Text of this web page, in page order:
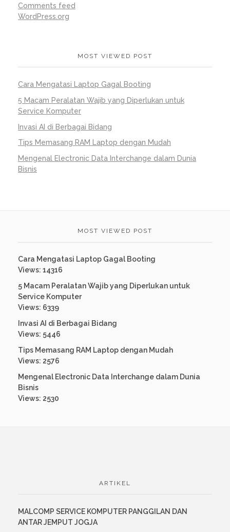
Comments feed
WordPress.org
MOST VIEWED POST
Cara Mengatasi Laptop Gagal Booting
5 Macam Peralatan Wajib yang Diperlukan untuk
Service Komputer
Invasi AI di Berbagai Bidang
Tips Memasang RAM Laptop dengan Mudah
Mengenal Electronic Data Interchange dalam Dunia
Bisnis
MOST VIEWED POST
Cara Mengatasi Laptop Gagal Booting
Views: 14316
5 Macam Peralatan Wajib yang Diperlukan untuk
Service Komputer
Views: 6339
Invasi AI di Berbagai Bidang
Views: 5446
Tips Memasang RAM Laptop dengan Mudah
Views: 2576
Mengenal Electronic Data Interchange dalam Dunia
Bisnis
Views: 2530
ARTIKEL
MALCOMP SERVICE KOMPUTER PANGGILAN DAN
ANTAR JEMPUT JOGJA